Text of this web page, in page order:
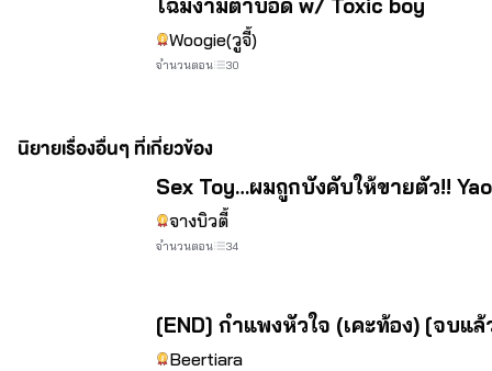
Woogie(วูจี้)
จำนวนตอน 30
นิยายเรื่องอื่นๆ ที่เกี่ยวข้อง
Sex Toy…ผมถูกบังคับให้ขายตัว!!
จางบิวตี้
จำนวนตอน 34
[END] กำแพงหัวใจ (เคะท้อง) [จบแ
Beertiara